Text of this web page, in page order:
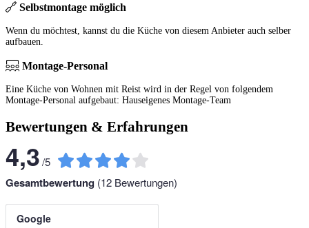
Selbstmontage möglich
Wenn du möchtest, kannst du die Küche von diesem Anbieter auch selber
aufbauen.
Montage-Personal
Eine Küche von Wohnen mit Reist wird in der Regel von folgendem
Montage-Personal aufgebaut: Hauseigenes Montage-Team
Bewertungen & Erfahrungen
4,3/5
Gesamtbewertung (12 Bewertungen)
Google